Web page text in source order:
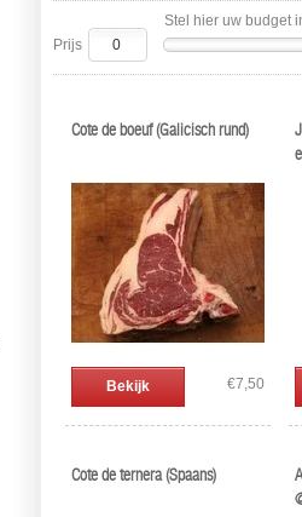
Stel hier uw budget
Prijs
Cote de boeuf (Galicisch rund)
Bekijk €7,50
Cote de ternera (Spaans)